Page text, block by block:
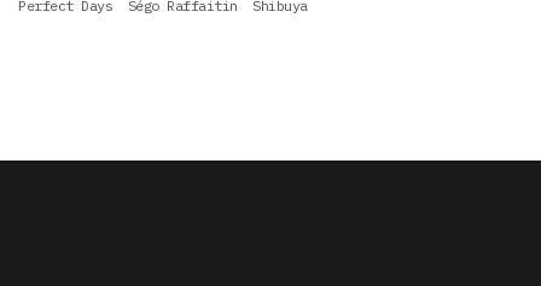
Perfect Days Ségo Raffaitin Shibuya